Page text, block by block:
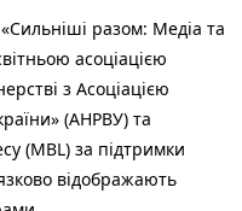
разом: Медіа та
асоціацією
з Асоціацією
(АНРВУ) та
(MBL) за підтримки
відображають